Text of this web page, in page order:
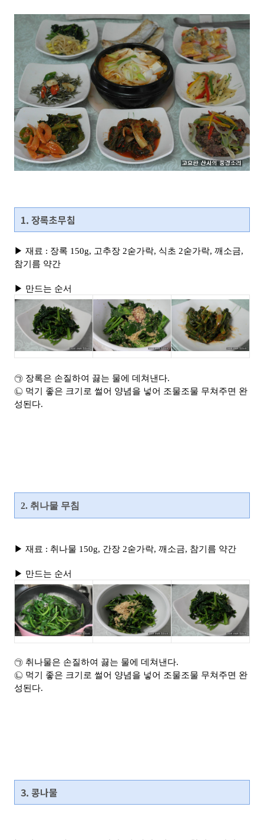
1. 장록초무침
▶ 재료 : 장록 150g, 고추장 2숟가락, 식초 2숟가락, 깨소금,
참기름 약간
▶ 만드는 순서
㉠ 장록은 손질하여 끓는 물에 데쳐낸다.
㉡ 먹기 좋은 크기로 썰어 양념을 넣어 조물조물 무쳐주면 완
성된다.
2. 취나물 무침
▶ 재료 : 취나물 150g, 간장 2숟가락, 깨소금, 참기름 약간
▶ 만드는 순서
㉠ 취나물은 손질하여 끓는 물에 데쳐낸다.
㉡ 먹기 좋은 크기로 썰어 양념을 넣어 조물조물 무쳐주면 완
성된다.
3. 콩나물